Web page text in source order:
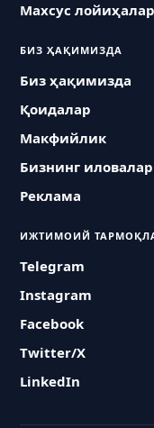
Махсус лойиҳалар
БИЗ ҲАҚИМИЗДА
Биз ҳақимизда
Қоидалар
Макфийлик
Бизнинг иловалар
Реклама
ИЖТИМОИЙ
Telegram
Instagram
Facebook
Twitter/X
LinkedIn